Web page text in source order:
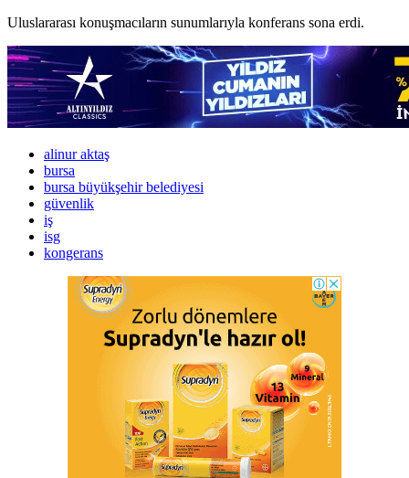
Uluslararası konuşmacıların sunumlarıyla konferans sona erdi.
alinur aktaş
bursa
bursa büyükşehir belediyesi
güvenlik
iş
isg
kongerans